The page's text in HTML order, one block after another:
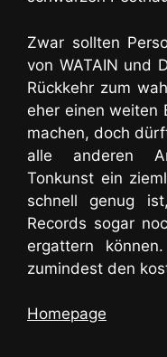
Zwar sollten
von WATAIN und
Rückkehr zum
eher einen weiten
machen, doch
alle anderen
Tonkunst ein
schnell genug
Records sogar
ergattern
zumindest den
Homepage